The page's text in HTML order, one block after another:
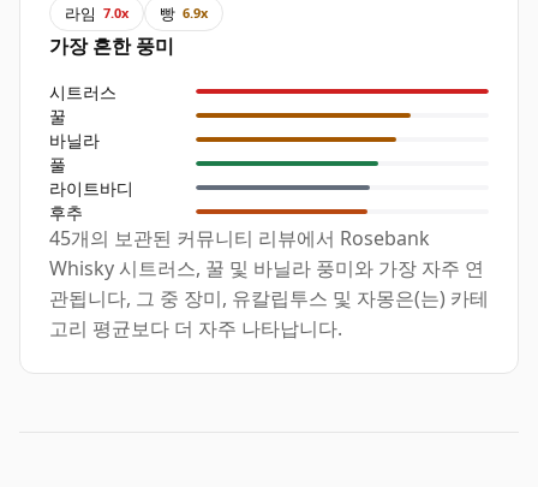
라임 7.0x 빵 6.9x
가장 흔한 풍미
시트러스
꿀
바닐라
풀
라이트바디
후추
45개의 보관된 커뮤니티 리뷰에서 Rosebank
Whisky 시트러스, 꿀 및 바닐라 풍미와 가장 자주 연
관됩니다, 그 중 장미, 유칼립투스 및 자몽은(는) 카테
고리 평균보다 더 자주 나타납니다.